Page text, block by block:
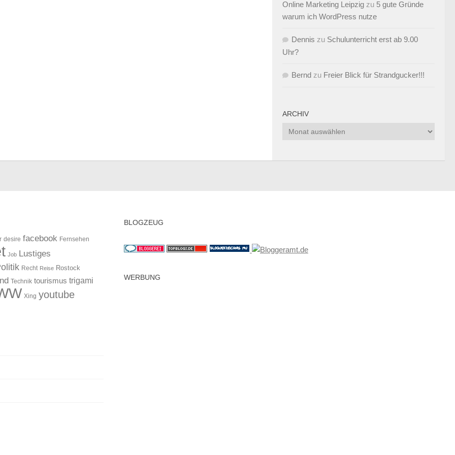
Online Marketing Leipzig zu 5 gute Gründe
warum ich WordPress nutze
Dennis zu Schulunterricht erst ab 9.00
Uhr?
Bernd zu Freier Blick für Strandgucker!!!
ARCHIV
Archiv
desire facebook Fernsehen
Job Lustiges
Recht Reise Rostock
Technik tourismus trigami
Xing youtube
BLOGZEUG
WERBUNG